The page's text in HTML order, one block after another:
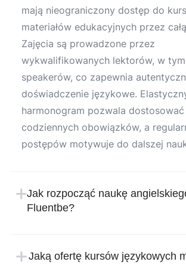
mają nieograniczony dostęp do
materiałów edukacyjnych przez
Zajęcia są prowadzone przez
wykwalifikowanych lektorów, w
speakerów, co zapewnia
doświadczenie językowe.
harmonogram pozwala
codziennych obowiązków, a
postępów motywuje do dalszej
Jak rozpocząć naukę
Fluentbe?
intuicyjne. Wystarczy zarejestrować
Jaką ofertę kursów językowych